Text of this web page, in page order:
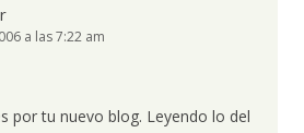
a las 7:22 am
por tu nuevo blog. Leyendo lo del